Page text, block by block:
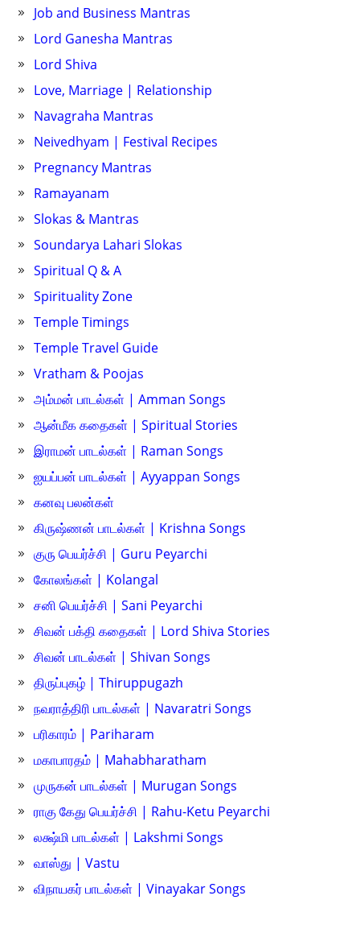
Job and Business Mantras
Lord Ganesha Mantras
Lord Shiva
Love, Marriage | Relationship
Navagraha Mantras
Neivedhyam | Festival Recipes
Pregnancy Mantras
Ramayanam
Slokas & Mantras
Soundarya Lahari Slokas
Spiritual Q & A
Spirituality Zone
Temple Timings
Temple Travel Guide
Vratham & Poojas
அம்மன் பாடல்கள் | Amman Songs
ஆன்மீக கதைகள் | Spiritual Stories
இராமன் பாடல்கள் | Raman Songs
ஐயப்பன் பாடல்கள் | Ayyappan Songs
கனவு பலன்கள்
கிருஷ்ணன் பாடல்கள் | Krishna Songs
குரு பெயர்ச்சி | Guru Peyarchi
கோலங்கள் | Kolangal
சனி பெயர்ச்சி | Sani Peyarchi
சிவன் பக்தி கதைகள் | Lord Shiva Stories
சிவன் பாடல்கள் | Shivan Songs
திருப்புகழ் | Thiruppugazh
நவராத்திரி பாடல்கள் | Navaratri Songs
பரிகாரம் | Pariharam
மகாபாரதம் | Mahabharatham
முருகன் பாடல்கள் | Murugan Songs
ராகு கேது பெயர்ச்சி | Rahu-Ketu Peyarchi
லக்ஷ்மி பாடல்கள் | Lakshmi Songs
வாஸ்து | Vastu
விநாயகர் பாடல்கள் | Vinayakar Songs